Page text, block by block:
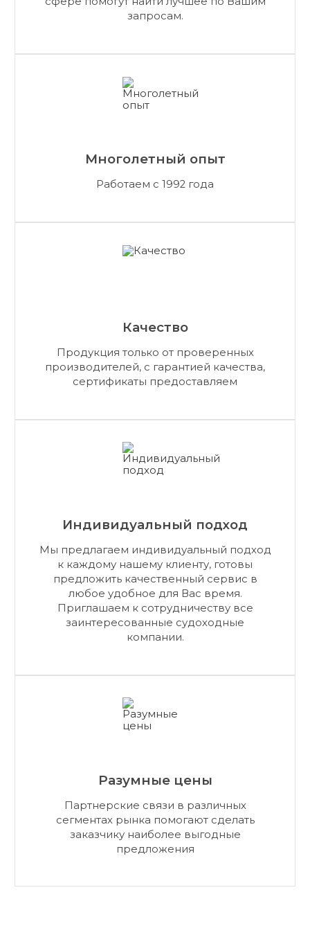
запросам.
Многолетный опыт
Работаем с 1992 года
Качество
Продукция только от проверенных
производителей, с гарантией качества,
сертификаты предоставляем
Индивидуальный подход
Мы предлагаем индивидуальный подход
к каждому нашему клиенту, готовы
предложить качественный сервис в
любое удобное для Вас время.
Приглашаем к сотрудничеству все
заинтересованные судоходные
компании.
Разумные цены
Партнерские связи в различных
сегментах рынка помогают сделать
заказчику наиболее выгодные
предложения